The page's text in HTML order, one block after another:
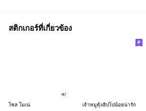
สติกเกอร์ที่เกี่ยวข้อง
โซล โมเน่ เจ้าหมูดุ้งฮิปโปน้อยน่ารัก